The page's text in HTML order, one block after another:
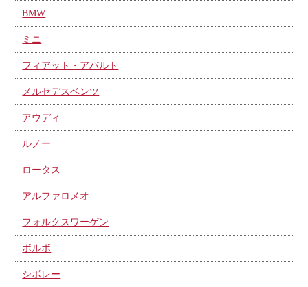
BMW
ミニ
フィアット・アバルト
メルセデスベンツ
アウディ
ルノー
ロータス
アルファロメオ
フォルクスワーゲン
ボルボ
シボレー